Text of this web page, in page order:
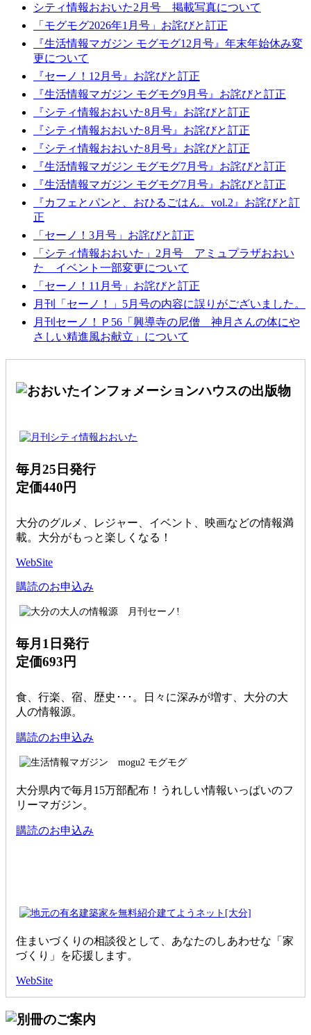
シティ情報おおいた2月号 掲載写真について
「モグモグ2026年1月号」お詫びと訂正
『生活情報マガジン モグモグ12月号』年末年始休み変
更について
『セーノ！12月号』お詫びと訂正
『生活情報マガジン モグモグ9月号』お詫びと訂正
『シティ情報おおいた8月号』お詫びと訂正
『シティ情報おおいた8月号』お詫びと訂正
『シティ情報おおいた8月号』お詫びと訂正
『生活情報マガジン モグモグ7月号』お詫びと訂正
『生活情報マガジン モグモグ7月号』お詫びと訂正
『カフェとパンと、おひるごはん。vol.2』お詫びと訂
正
「セーノ！3月号」お詫びと訂正
「シティ情報おおいた」2月号 アミュプラザおおい
た イベント一部変更について
「セーノ！11月号」お詫びと訂正
月刊「セーノ！」5月号の内容に誤りがございました。
月刊セーノ！Ｐ56「興導寺の尼僧 神月さんの体にや
さしい精進風お献立」について
毎月25日発行
定価440円
大分のグルメ、レジャー、イベント、映画などの情報満
載。大分がもっと楽しくなる！
WebSite
購読のお申込み
毎月1日発行
定価693円
食、行楽、宿、歴史･･･。日々に深みが増す、大分の大
人の情報源。
購読のお申込み
大分県内で毎月15万部配布！うれしい情報いっぱいのフ
リーマガジン。
購読のお申込み
住まいづくりの相談役として、あなたのしあわせな「家
づくり」を応援します。
WebSite